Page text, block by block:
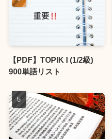
【PDF】TOPIK I (1/2級)
900単語リスト